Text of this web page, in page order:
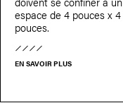
espace de 4 pouces x 4
pouces.
EN SAVOIR PLUS